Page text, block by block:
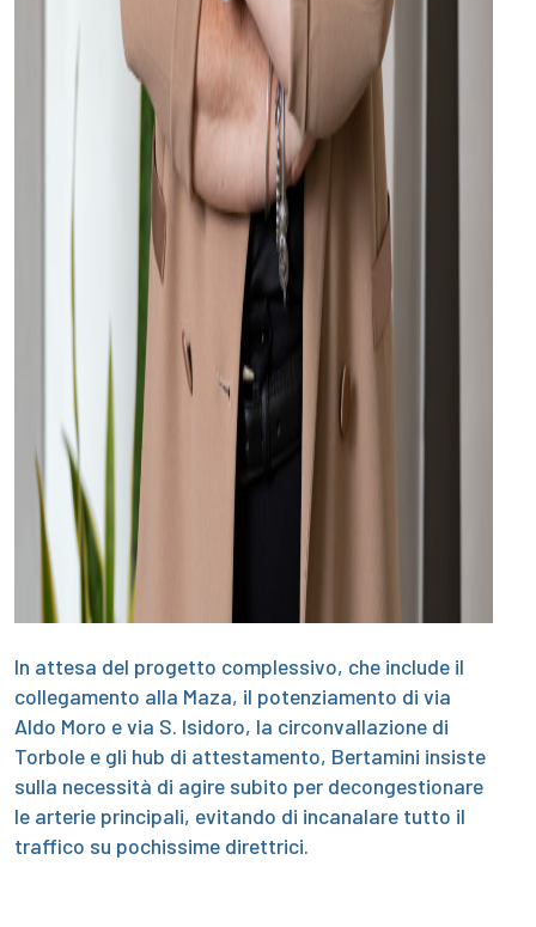
In attesa del progetto complessivo, che include il
collegamento alla Maza, il potenziamento di via
Aldo Moro e via S. Isidoro, la circonvallazione di
Torbole e gli hub di attestamento, Bertamini insiste
sulla necessità di agire subito per decongestionare
le arterie principali, evitando di incanalare tutto il
traffico su pochissime direttrici.